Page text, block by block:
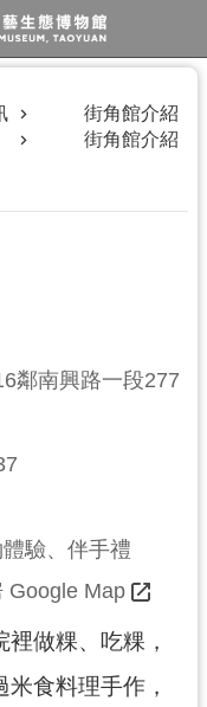
街角館介紹
街角館介紹
鄰南興路一段277
驗、伴手禮
Google Map
做粿、吃粿，
食料理手作，